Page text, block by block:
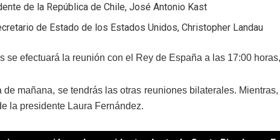
de la República de Chile, José Antonio Kast
de Estado de los Estados Unidos, Christopher Landau
se efectuará la reunión con el Rey de España a las 17:00
de mañana, se tendrás las otras reuniones bilaterales.
la presidente Laura Fernández.